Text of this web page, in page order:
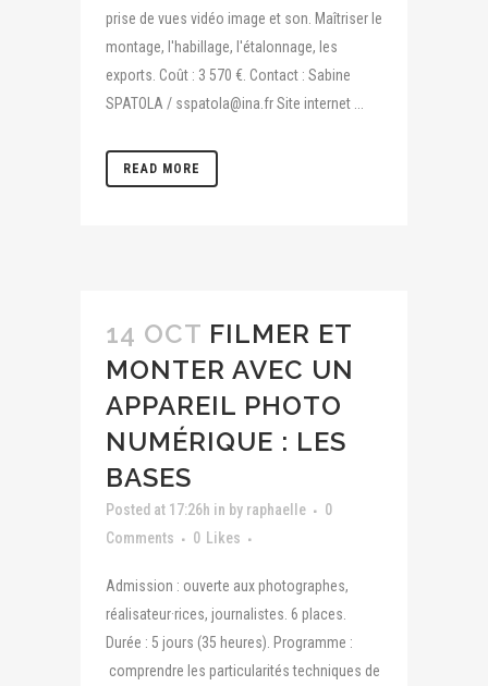
prise de vues vidéo image et son. Maîtriser le
montage, l'habillage, l'étalonnage, les
exports. Coût : 3 570 €. Contact : Sabine
SPATOLA / sspatola@ina.fr Site internet ...
READ MORE
14 OCT FILMER ET
MONTER AVEC UN
APPAREIL PHOTO
NUMÉRIQUE : LES
BASES
Posted at 17:26h in by raphaelle
0
Comments
0 Likes
Admission : ouverte aux photographes,
réalisateur·rices, journalistes. 6 places.
Durée : 5 jours (35 heures). Programme :
comprendre les particularités techniques de